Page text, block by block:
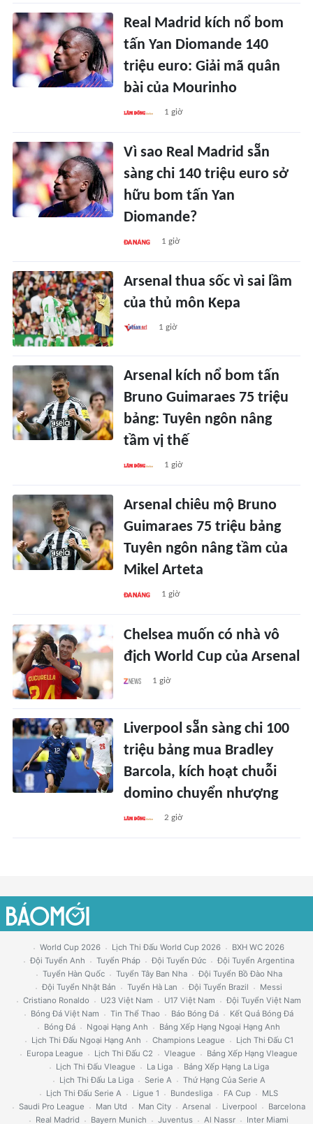
Real Madrid kích nổ bom
tấn Yan Diomande 140
triệu euro: Giải mã quân
bài của Mourinho
1 giờ
Vì sao Real Madrid sẵn
sàng chi 140 triệu euro sở
hữu bom tấn Yan
Diomande?
1 giờ
Arsenal thua sốc vì sai lầm
của thủ môn Kepa
1 giờ
Arsenal kích nổ bom tấn
Bruno Guimaraes 75 triệu
bảng: Tuyên ngôn nâng
tầm vị thế
1 giờ
Arsenal chiêu mộ Bruno
Guimaraes 75 triệu bảng
Tuyên ngôn nâng tầm của
Mikel Arteta
1 giờ
Chelsea muốn có nhà vô
địch World Cup của Arsenal
1 giờ
Liverpool sẵn sàng chi 100
triệu bảng mua Bradley
Barcola, kích hoạt chuỗi
domino chuyển nhượng
2 giờ
World Cup 2026 Lịch Thi Đấu World Cup 2026
BXH WC 2026
Đội Tuyển Anh
Tuyển Pháp Đội Tuyển Đức
Đội Tuyển Argentina
Tuyển Hàn Quốc
Tuyển Tây Ban Nha
Đội Tuyển Bồ Đào Nha
Đội Tuyển Nhật Bản
Tuyển Hà Lan Đội Tuyển Brazil
Messi
Cristiano Ronaldo
U23 Việt Nam U17 Việt Nam
Đội Tuyển Việt Nam
Bóng Đá Việt Nam
Tin Thể Thao Báo Bóng Đá
Kết Quả Bóng Đá
Bóng Đá
Ngoại Hạng Anh
Bảng Xếp Hạng Ngoại Hạng Anh
Lịch Thi Đấu Ngoại Hạng Anh
Champions League
Lịch Thi Đấu C1
Europa League
Lịch Thi Đấu C2 Vleague
Bảng Xếp Hạng Vleague
Lịch Thi Đấu Vleague
La Liga
Bảng Xếp Hạng La Liga
Lịch Thi Đấu La Liga
Serie A
Thứ Hạng Của Serie A
Lịch Thi Đấu Serie A
Ligue 1 Bundesliga FA Cup
MLS
Saudi Pro League
Man Utd Man City Arsenal Liverpool
Barcelona
Real Madrid
Bayern Munich Juventus Al Nassr Inter Miami